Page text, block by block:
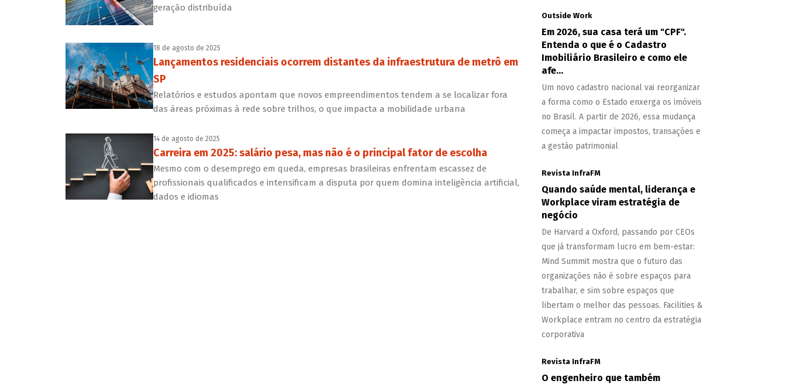
geração distribuída
18 de agosto de 2025
Lançamentos residenciais ocorrem distantes da infraestrutura de metrô em
SP
Relatórios e estudos apontam que novos empreendimentos tendem a se localizar fora
das áreas próximas à rede sobre trilhos, o que impacta a mobilidade urbana
14 de agosto de 2025
Carreira em 2025: salário pesa, mas não é o principal fator de escolha
Mesmo com o desemprego em queda, empresas brasileiras enfrentam escassez de
profissionais qualificados e intensificam a disputa por quem domina inteligência artificial,
dados e idiomas
Outside Work
Em 2026, sua casa terá um "CPF".
Entenda o que é o Cadastro
Imobiliário Brasileiro e como ele
afe...
Um novo cadastro nacional vai reorganizar
a forma como o Estado enxerga os imóveis
no Brasil. A partir de 2026, essa mudança
começa a impactar impostos, transações e
a gestão patrimonial
Revista InfraFM
Quando saúde mental, liderança e
Workplace viram estratégia de
negócio
De Harvard a Oxford, passando por CEOs
que já transformam lucro em bem-estar:
Mind Summit mostra que o futuro das
organizações não é sobre espaços para
trabalhar, e sim sobre espaços que
libertam o melhor das pessoas. Facilities &
Workplace entram no centro da estratégia
corporativa
Revista InfraFM
O engenheiro que também